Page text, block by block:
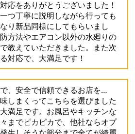
応をありがとうございました！
つ丁寧に説明しながら行っても
り新品同様にしてもらいまし
方法やエアコン以外の水廻りの
教えていただきました。また次
対応で、大満足です！
、安全で信頼できるお店を…
しまくってこちらを選びました
満足です。お風呂やキッチンな
までピカピカで、他社ならオプ